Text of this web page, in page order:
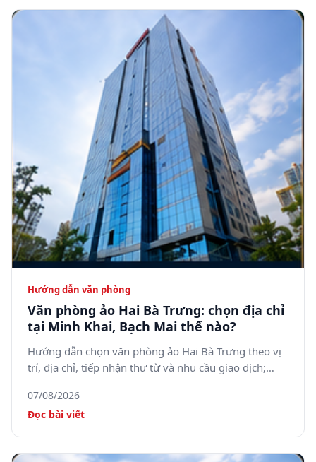
Hướng dẫn văn phòng
Văn phòng ảo Hai Bà Trưng: chọn địa chỉ
tại Minh Khai, Bạch Mai thế nào?
Hướng dẫn chọn văn phòng ảo Hai Bà Trưng theo vị
trí, địa chỉ, tiếp nhận thư từ và nhu cầu giao dịch;
Mai.
07/08/2026
Đọc bài viết